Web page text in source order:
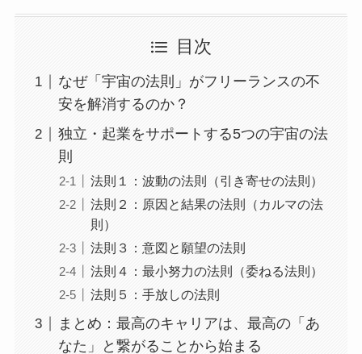
目次
なぜ「宇宙の法則」がフリーランスの不
安を解消するのか？
独立・起業をサポートする5つの宇宙の法
則
法則１：波動の法則（引き寄せの法則）
法則２：原因と結果の法則（カルマの法
則）
法則３：意図と願望の法則
法則４：最小努力の法則（委ねる法則）
法則５：手放しの法則
まとめ：最高のキャリアは、最高の「あ
なた」と繋がることから始まる